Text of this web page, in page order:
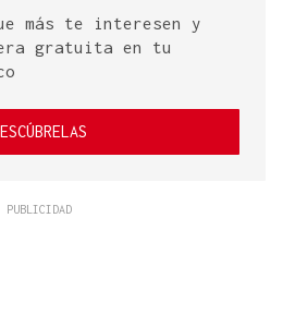
más te interesen y
gratuita en tu